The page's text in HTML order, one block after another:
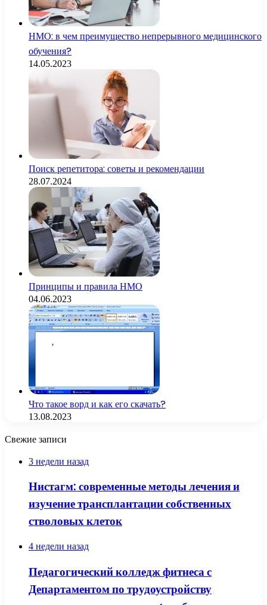
НМО: в чем преимущество непрерывного медицинского
обучения?
14.05.2023
Поиск репетитора: советы и рекомендации
28.07.2024
Принципы и правила НМО
04.06.2023
Что такое ворд и как его скачать?
13.08.2023
Свежие записи
3 недели назад
Нистагм: современные методы лечения и
изучение трансплантации собственных
стволовых клеток
4 недели назад
Педагогический колледж фитнеса с
Департаментом по трудоустройству